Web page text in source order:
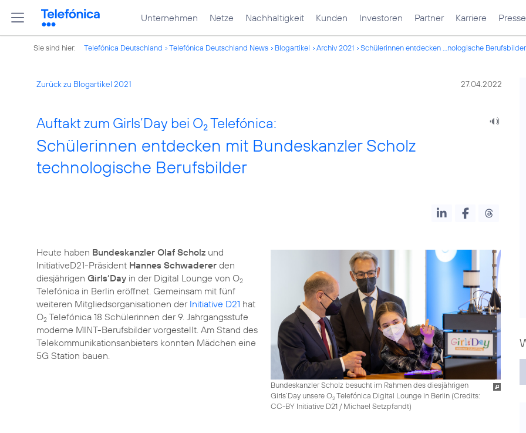
Unternehmen Netze Nachhaltigkeit Kunden Investoren Partner Karriere Presse
Sie sind hier: Telefónica Deutschland Telefónica Deutschland News Blogartikel Archiv 2021 Schülerinnen entdecken ...nologische Berufsbilder
Zurück zu Blogartikel 2021 27.04.2022
Auftakt zum Girls’Day bei O2 Telefónica:
Schülerinnen entdecken mit Bundeskanzler Scholz
technologische Berufsbilder
Bundeskanzler Scholz besucht im Rahmen des diesjährigen
Girls’Day unsere O2Telefónica Digital Lounge in Berlin (Credits:
CC-BY Initiative D21 / Michael Setzpfandt)
Heute haben Bundeskanzler Olaf Scholz und
InitiativeD21-Präsident Hannes Schwaderer den
diesjährigen Girls‘Day in der Digital Lounge von O2
Telefónica in Berlin eröffnet. Gemeinsam mit fünf
weiteren Mitgliedsorganisationen der Initiative D21 hat
O2 Telefónica 18 Schülerinnen der 9. Jahrgangsstufe
moderne MINT-Berufsbilder vorgestellt. Am Stand des
Telekommunikationsanbieters konnten Mädchen eine
5G Station bauen.